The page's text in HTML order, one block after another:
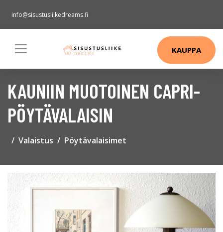
info@sisustusliikedreams.fi
KAUPPA
KAUNIIN MUOTOINEN CAPRI-
PÖYTÄVALAISIN
Valaistus Pöytävalaisimet